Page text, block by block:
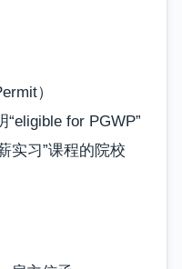
）
for PGWP”
实习”课程的院校